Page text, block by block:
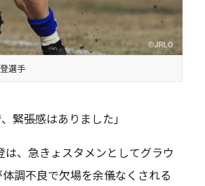
選手
緊張感はありました」
、急きょスタメンとしてグラウ
調不良で欠場を余儀なくされる